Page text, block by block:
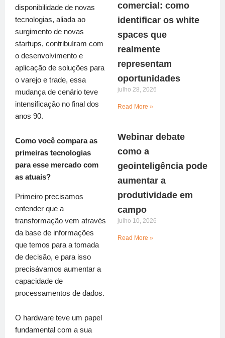
disponibilidade de novas
tecnologias, aliada ao
surgimento de novas
startups, contribuíram com
o desenvolvimento e
aplicação de soluções para
o varejo e trade, essa
mudança de cenário teve
intensificação no final dos
anos 90.
Como você compara as
primeiras tecnologias
para esse mercado com
as atuais?
Primeiro precisamos
entender que a
transformação vem através
da base de informações
que temos para a tomada
de decisão, e para isso
precisávamos aumentar a
capacidade de
processamentos de dados.
O hardware teve um papel
fundamental com a sua
comercial: como
identificar os white
spaces que
realmente
representam
oportunidades
julho 28, 2026
Read More »
Webinar debate
como a
geointeligência pode
aumentar a
produtividade em
campo
julho 10, 2026
Read More »